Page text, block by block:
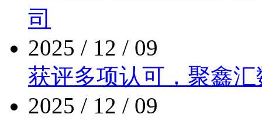
司
2025 / 12 / 09
获评多项认可，聚
2025 / 12 / 09